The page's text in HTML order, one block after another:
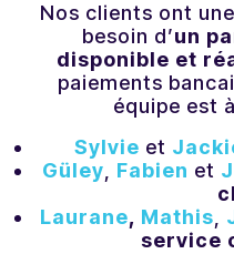
Nos clients ont
besoin d’un
disponible et
paiements
équipe est
Sylvie et
Güley
Fabien et
Laurane, Mathis
service